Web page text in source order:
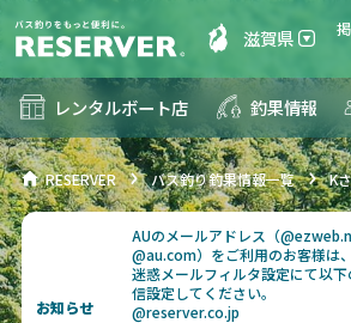
滋賀県
レンタルボート店 釣果情報
RESERVER バス釣り釣果情報一覧 K
お知らせ
AUのメールアドレス（
@au.com）をご利用のお客様は、
迷惑メールフィルタ設定にて以
信設定してください。
@reserver.co.jp